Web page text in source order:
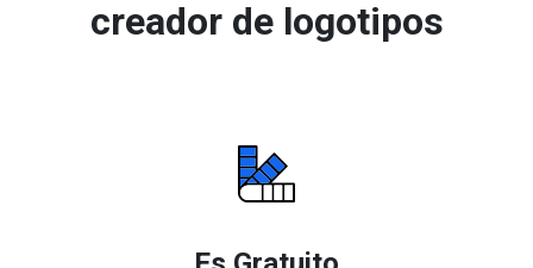
creador de logotipos